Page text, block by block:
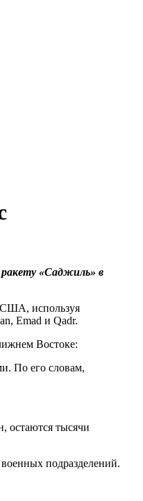
ракету «Саджиль» в
США, используя
Emad и Qadr.
Востоке:
По его словам,
остаются тысячи
подразделений.